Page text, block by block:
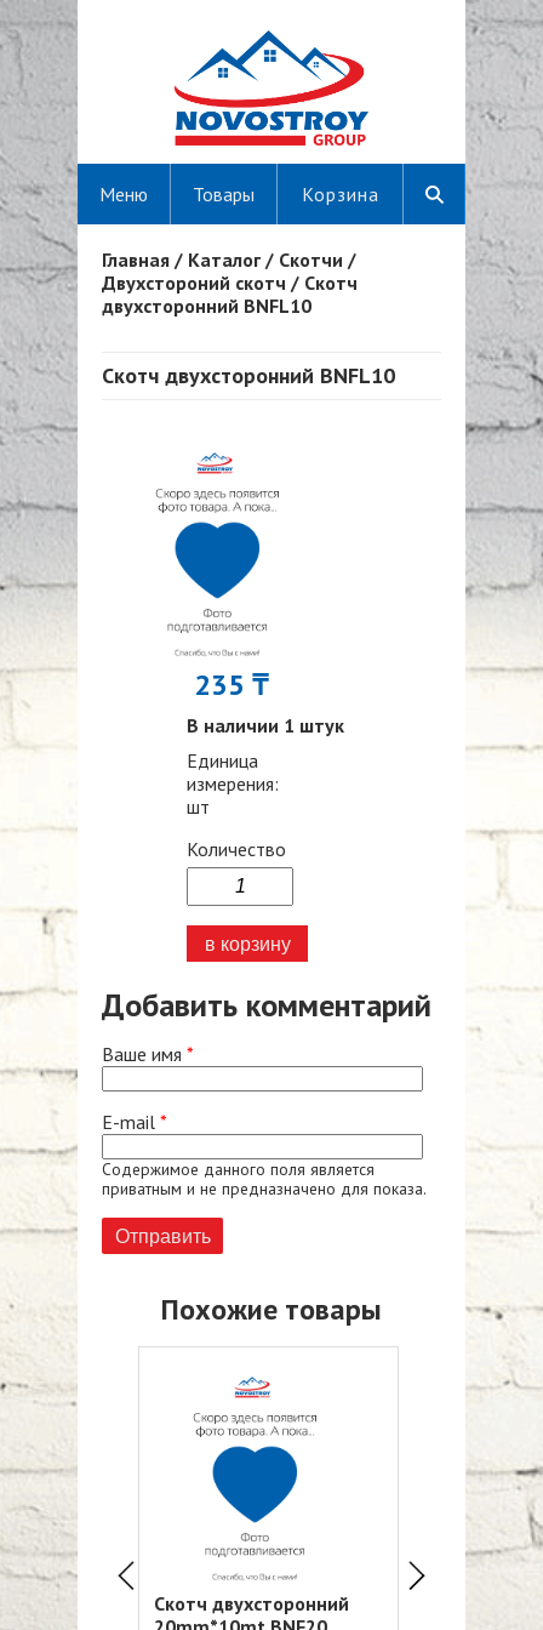
Корзина
Меню Товары
Вы здесь
Главная / Каталог / Скотчи /
Двухстороний скотч / Скотч
двухсторонний BNFL10
Скотч двухсторонний BNFL10
235 ₸
В наличии 1 штук
Единица
измерения:
шт
Количество
Добавить комментарий
Ваше имя *
E-mail *
Содержимое данного поля является
приватным и не предназначено для показа.
Похожие товары
Скотч двухсторонний